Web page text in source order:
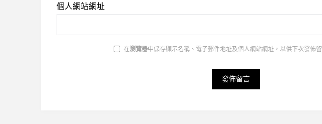
個人網站網址
在瀏覽器中儲存顯示名稱、電子郵件地址及個人網站網址，以供下次發佈